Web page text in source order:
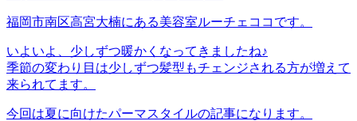
福岡市南区高宮大楠にある美容室ルーチェココです。
いよいよ、少しずつ暖かくなってきましたね♪
季節の変わり目は少しずつ髪型もチェンジされる方が増えて
来られてます。
今回は夏に向けたパーマスタイルの記事になります。